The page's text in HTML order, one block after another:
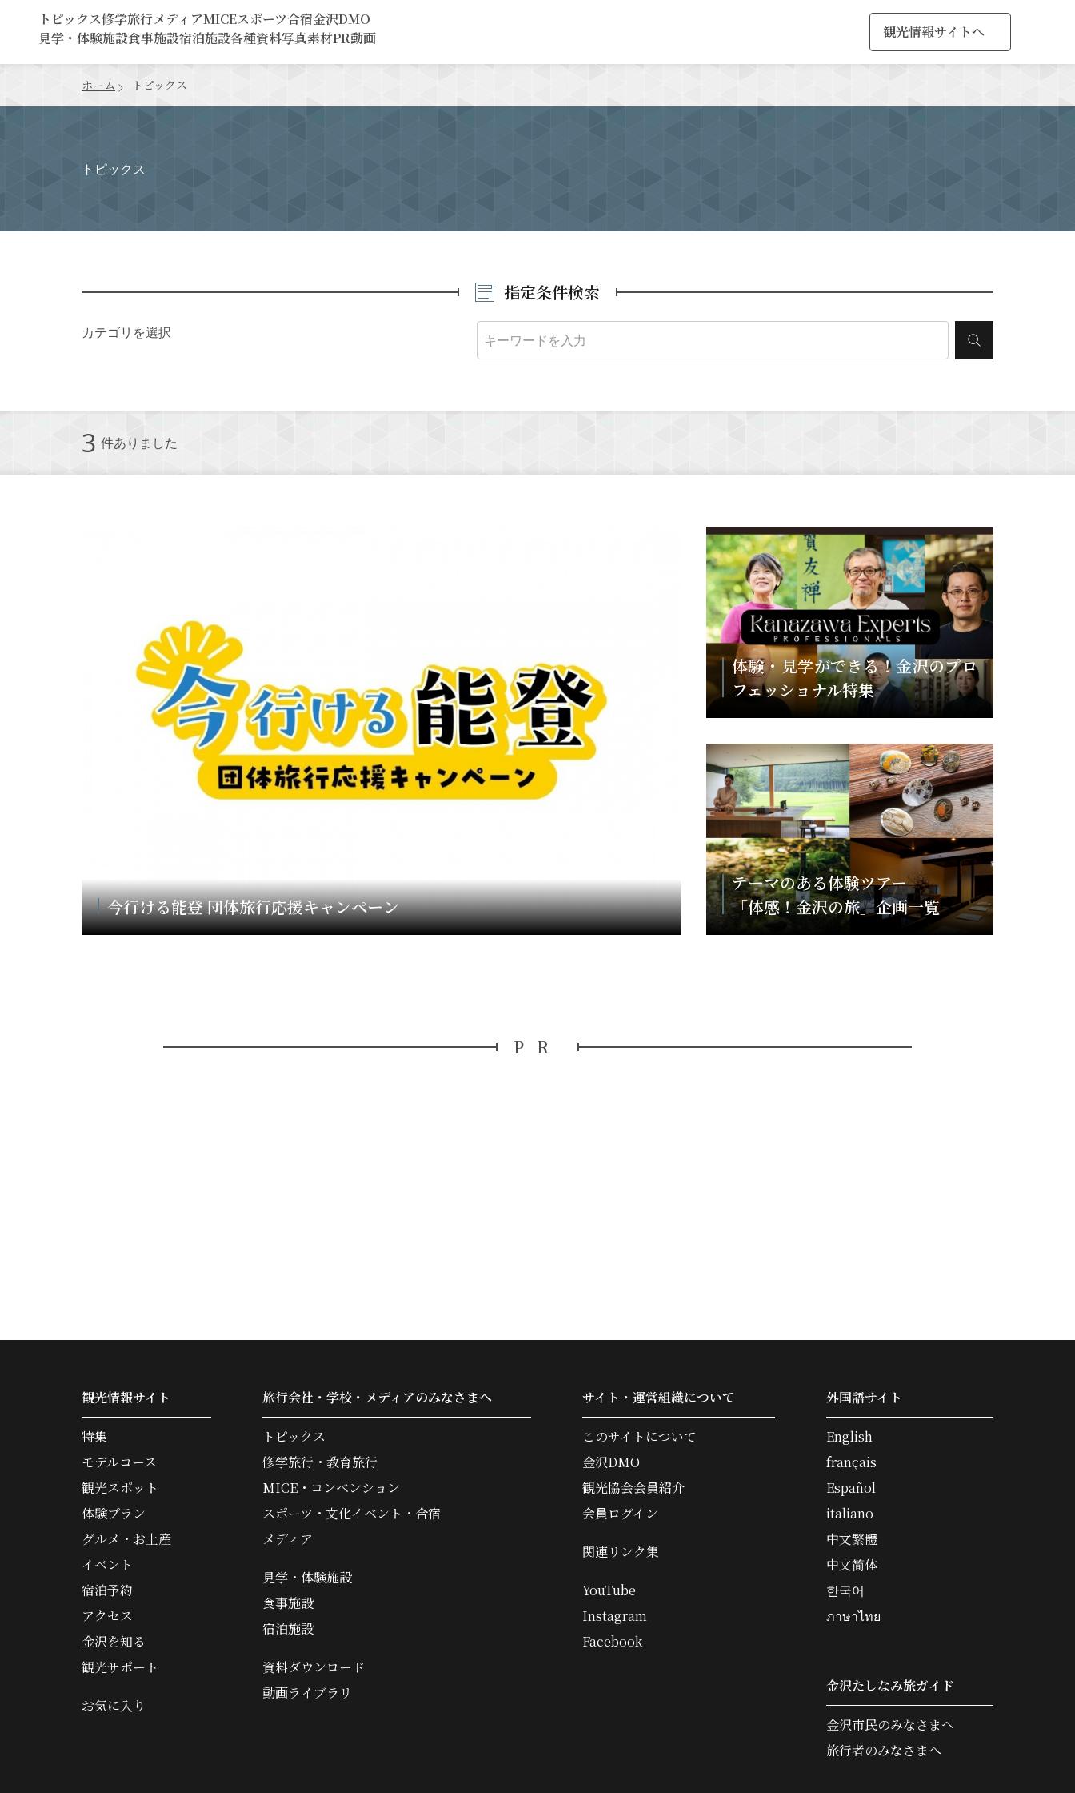
トピックス修学旅行メディアMICEスポーツ合宿金沢DMO
見学・体験施設食事施設宿泊施設各種資料写真素材PR動画 観光情報サイトへ
ホーム トピックス
トピックス
指定条件検索
カテゴリを選択
3 件ありました
今行ける能登 団体旅行応援キャンペーン
体験・見学ができる！金沢のプロ
フェッショナル特集
テーマのある体験ツアー
「体感！金沢の旅」企画一覧
PR
観光情報サイト
特集
モデルコース
観光スポット
体験プラン
グルメ・お土産
イベント
宿泊予約
アクセス
金沢を知る
観光サポート
お気に入り
旅行会社・学校・メディアのみなさまへ
トピックス
修学旅行・教育旅行
MICE・コンベンション
スポーツ・文化イベント・合宿
メディア
見学・体験施設
食事施設
宿泊施設
資料ダウンロード
動画ライブラリ
サイト・運営組織について
このサイトについて
金沢DMO
観光協会会員紹介
会員ログイン
関連リンク集
YouTube
Instagram
Facebook
外国語サイト
English
français
Español
italiano
中文繁體
中文简体
한국어
ภาษาไทย
金沢たしなみ旅ガイド
金沢市民のみなさまへ
旅行者のみなさまへ